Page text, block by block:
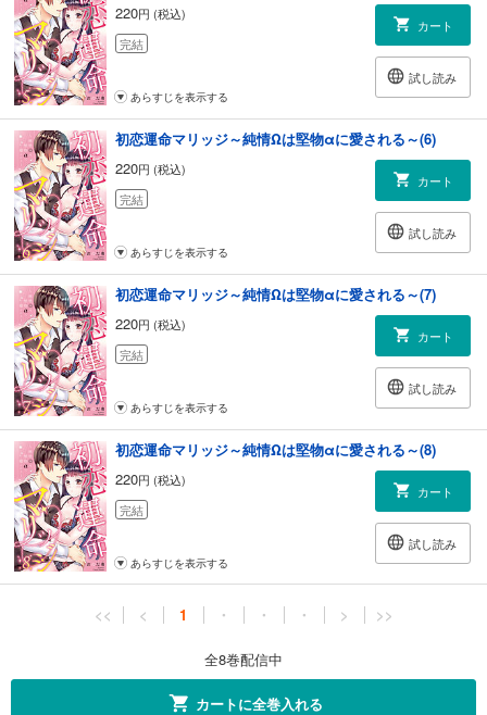
220円 (税込)
完結
カート
試し読み
あらすじを表示する
初恋運命マリッジ～純情Ωは堅物αに愛される～(6)
220円 (税込)
完結
カート
試し読み
あらすじを表示する
初恋運命マリッジ～純情Ωは堅物αに愛される～(7)
220円 (税込)
完結
カート
試し読み
あらすじを表示する
初恋運命マリッジ～純情Ωは堅物αに愛される～(8)
220円 (税込)
完結
カート
試し読み
あらすじを表示する
<< < 1 ・ ・ ・ > >>
全8巻配信中
カートに全巻入れる